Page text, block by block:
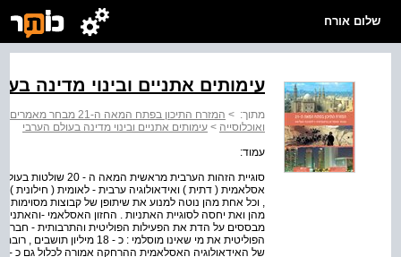
שלום אורח
עימותים אתניים ובינוי מדינה
מתוך: > המזרח התיכון בפתח המאה ה-21 מבחר מאמרים בגיאוגרפיה ? להסיבה העליונה
ואוכלוסייה > עימותים אתניים ובינוי מדינה בעולם הערבי
עמוד:
סוגיית הזהות הערבית
אסלאמית ( דתית ) ואידאולוגיה ערבית - לאומית ( חילונית )
, וכל אחת מהן נוטה למנוע את שיתופן של קבוצות
מהן ואת יחסה לסוגיית האתניות . החזון האסלאמי -
מבססים על הדת את הפעילות הפוליטית והתרבותית -
הפוליטית את מי שאינו מוסלמי :